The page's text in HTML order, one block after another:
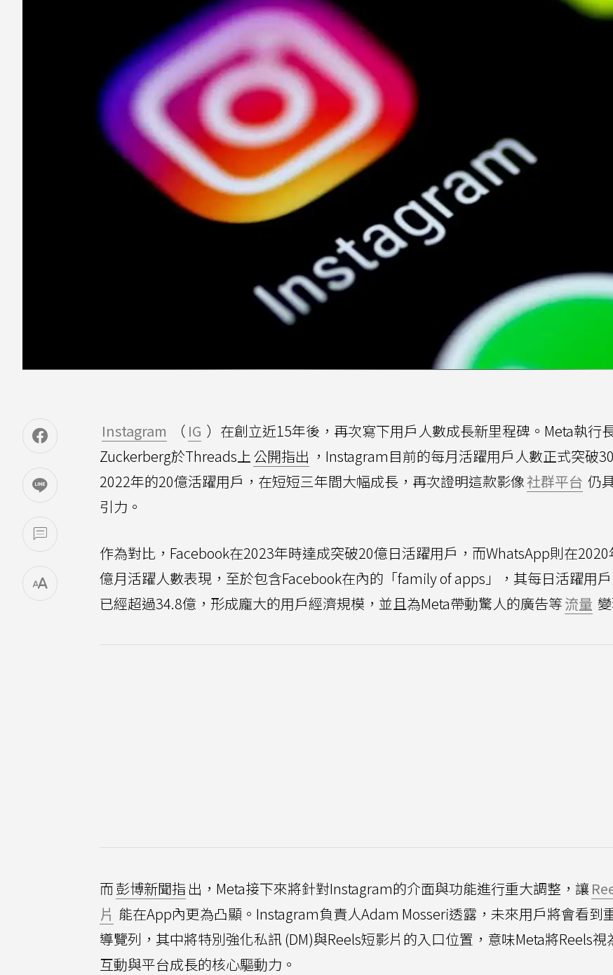
Instagram （ IG ）在創立近15年後，再次寫下用戶人數成長新里程碑。Meta執行
Zuckerberg於Threads上公開指出 ，Instagram目前的每月活躍用戶人數正式突破
2022年的20億活躍用戶，在短短三年間大幅成長，再次證明這款影像社群平台 仍
引力。
作為對比，Facebook在2023年時達成突破20億日活躍用戶，而WhatsApp則在2020
億月活躍人數表現，至於包含Facebook在內的「family of apps」，其每日活躍用
已經超過34.8億，形成龐大的用戶經濟規模，並且為Meta帶動驚人的廣告等流量
而彭博新聞指 出，Meta接下來將針對Instagram的介面與功能進行重大調整，讓
片 能在App內更為凸顯。Instagram負責人Adam Mosseri透露，未來用戶將會看到
導覽列，其中將特別強化私訊 (DM)與Reels短影片的入口位置，意味Meta將Reels視
互動與平台成長的核心驅動力。